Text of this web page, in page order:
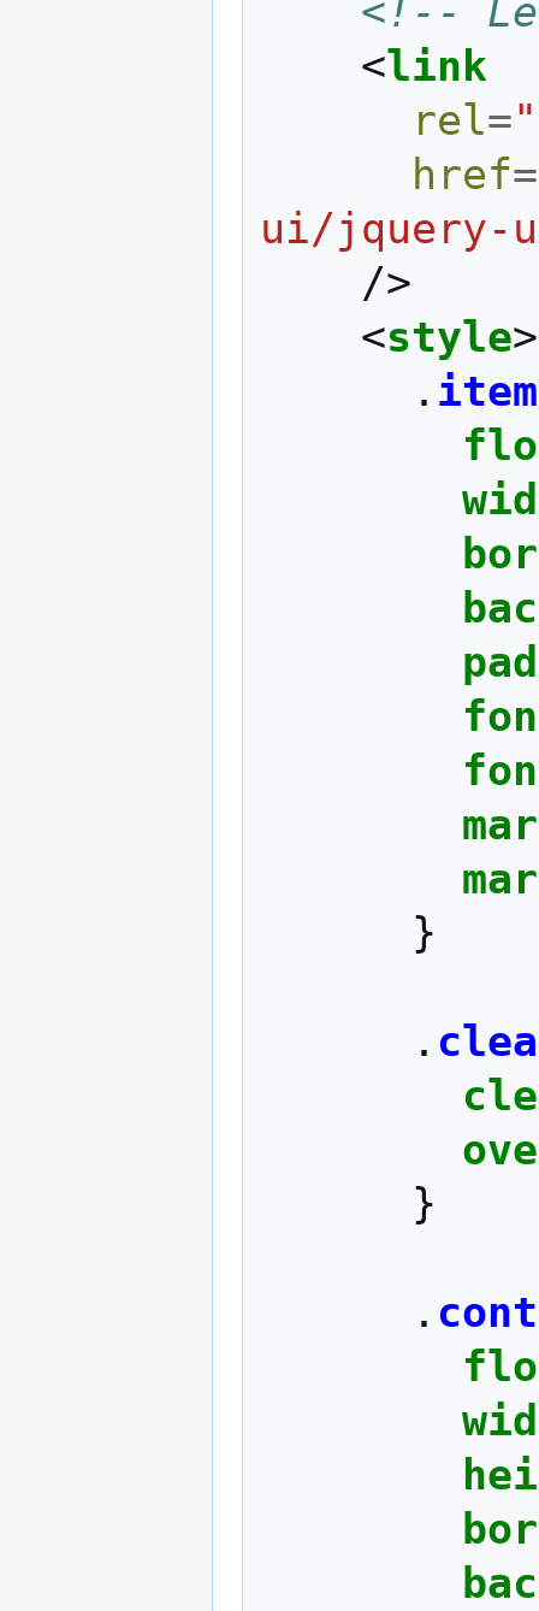
<!--
<link
rel=
href=
ui/jquery-
/>
<style>
. item
}
.
}
.